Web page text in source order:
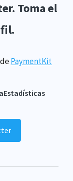
Toma el
PaymentKit
Estadísticas